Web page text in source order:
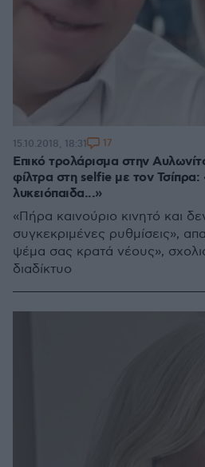
Eπικό τρολάρισμα στην
φίλτρα στη selfie με τον
λυκειόπαιδα...»
«Πήρα καινούριο κινητό και
συγκεκριμένες ρυθμίσεις»,
ψέμα σας κρατά νέους»,
διαδίκτυο
15.10.2018, 18:31 17